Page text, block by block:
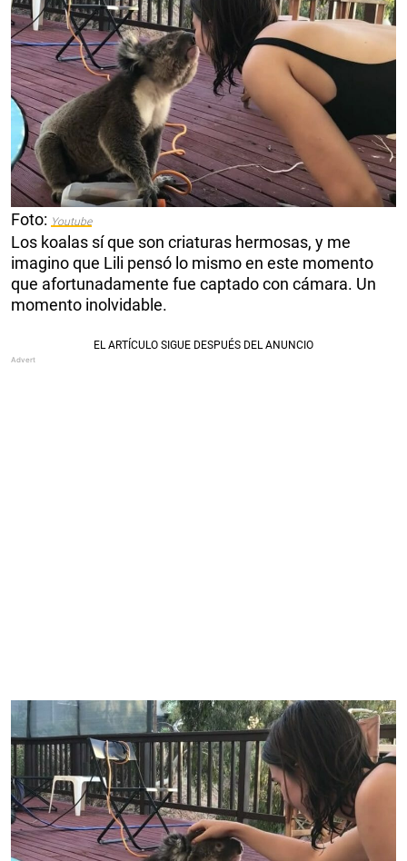
Foto: Youtube
Los koalas sí que son criaturas hermosas, y me
imagino que Lili pensó lo mismo en este momento
que afortunadamente fue captado con cámara. Un
momento inolvidable.